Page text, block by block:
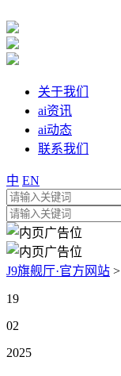
关于我们
ai资讯
ai动态
联系我们
中 EN
J9旗舰厅·官方网站 >
19
02
2025